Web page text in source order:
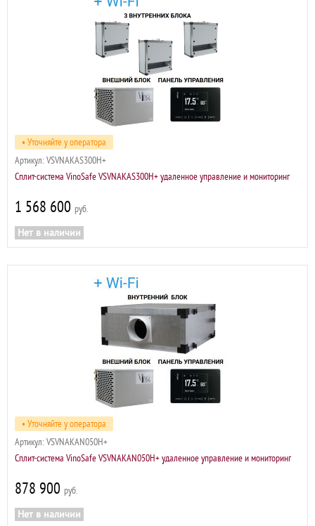
• Уточняйте у оператора
Артикул: VSVNAKAS300H+
Сплит-система VinoSafe VSVNAKAS300H+ удаленное управление и мониторинг
1 568 600 р
Нет в наличии
• Уточняйте у оператора
Артикул: VSVNAKAN050H+
Сплит-система VinoSafe VSVNAKAN050H+ удаленное управление и мониторинг
878 900 р
Нет в наличии